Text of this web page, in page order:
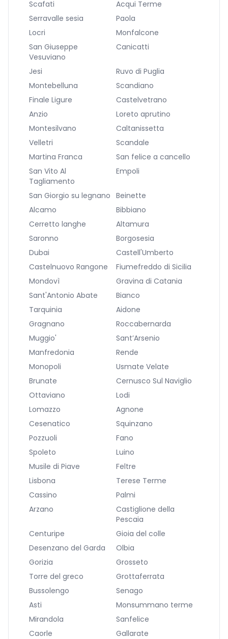
Scafati
Acqui Terme
Serravalle sesia
Paola
Locri
Monfalcone
San Giuseppe
Vesuviano
Canicatti
Jesi
Ruvo di Puglia
Montebelluna
Scandiano
Finale Ligure
Castelvetrano
Anzio
Loreto aprutino
Montesilvano
Caltanissetta
Velletri
Scandale
Martina Franca
San felice a cancello
San Vito Al
Tagliamento
Empoli
San Giorgio su legnano Beinette
Alcamo
Bibbiano
Cerretto langhe
Altamura
Saronno
Borgosesia
Dubai
Castell'Umberto
Castelnuovo Rangone
Fiumefreddo di Sicilia
Mondovì
Gravina di Catania
Sant'Antonio Abate
Bianco
Tarquinia
Aidone
Gragnano
Roccabernarda
Muggio'
Sant’Arsenio
Manfredonia
Rende
Monopoli
Usmate Velate
Brunate
Cernusco Sul Naviglio
Ottaviano
Lodi
Lomazzo
Agnone
Cesenatico
Squinzano
Pozzuoli
Fano
Spoleto
Luino
Musile di Piave
Feltre
Lisbona
Terese Terme
Cassino
Palmi
Arzano
Castiglione della
Pescaia
Centuripe
Gioia del colle
Desenzano del Garda
Olbia
Gorizia
Grosseto
Torre del greco
Grottaferrata
Bussolengo
Senago
Asti
Monsummano terme
Mirandola
Sanfelice
Caorle
Gallarate